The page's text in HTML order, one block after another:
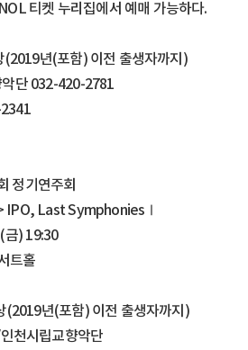
티켓 누리집에서 예매 가능하다.
(2019년(포함) 이전 출생자까지)
악단 032-420-2781
정기연주회
IPO, Last SymphoniesⅠ
금) 19:30
트홀
(2019년(포함) 이전 출생자까지)
천시립교향악단